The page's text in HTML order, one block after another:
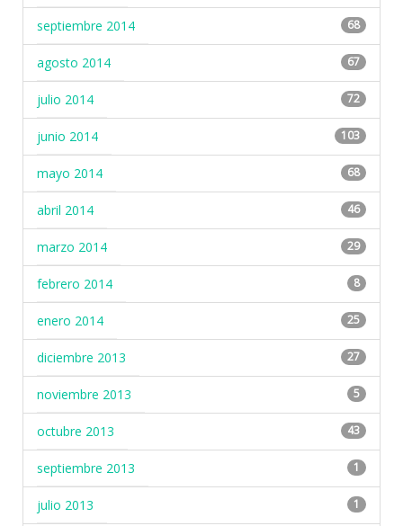
septiembre 2014 68
agosto 2014 67
julio 2014 72
junio 2014 103
mayo 2014 68
abril 2014 46
marzo 2014 29
febrero 2014 8
enero 2014 25
diciembre 2013 27
noviembre 2013 5
octubre 2013 43
septiembre 2013 1
julio 2013 1